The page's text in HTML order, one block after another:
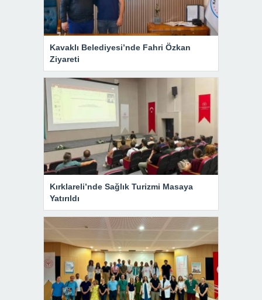
Kavaklı Belediyesi’nde Fahri Özkan
Ziyareti
Kırklareli’nde Sağlık Turizmi Masaya
Yatırıldı